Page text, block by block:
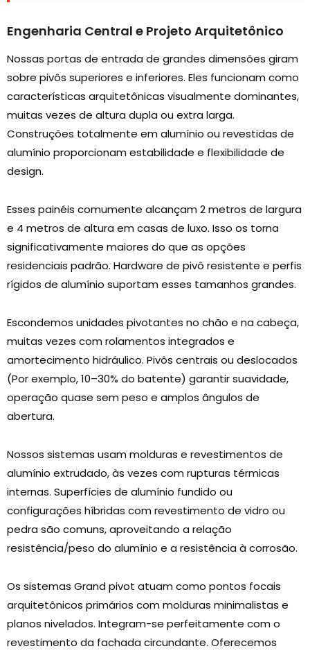
Engenharia Central e Projeto Arquitetônico
Nossas portas de entrada de grandes dimensões giram
sobre pivôs superiores e inferiores. Eles funcionam como
características arquitetônicas visualmente dominantes,
muitas vezes de altura dupla ou extra larga.
Construções totalmente em alumínio ou revestidas de
alumínio proporcionam estabilidade e flexibilidade de
design.
Esses painéis comumente alcançam 2 metros de largura
e 4 metros de altura em casas de luxo. Isso os torna
significativamente maiores do que as opções
residenciais padrão. Hardware de pivô resistente e perfis
rígidos de alumínio suportam esses tamanhos grandes.
Escondemos unidades pivotantes no chão e na cabeça,
muitas vezes com rolamentos integrados e
amortecimento hidráulico. Pivôs centrais ou deslocados
(Por exemplo, 10–30% do batente) garantir suavidade,
operação quase sem peso e amplos ângulos de
abertura.
Nossos sistemas usam molduras e revestimentos de
alumínio extrudado, às vezes com rupturas térmicas
internas. Superfícies de alumínio fundido ou
configurações híbridas com revestimento de vidro ou
pedra são comuns, aproveitando a relação
resistência/peso do alumínio e a resistência à corrosão.
Os sistemas Grand pivot atuam como pontos focais
arquitetônicos primários com molduras minimalistas e
planos nivelados. Integram-se perfeitamente com o
revestimento da fachada circundante. Oferecemos